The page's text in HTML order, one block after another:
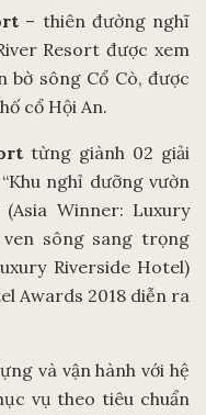
– thiên đường nghĩ
Resort được xem
bờ sông Cổ Cò, được
cổ Hội An.
từng giành 02 giải
nghỉ dưỡng vườn
Winner: Luxury
ven sông sang trọng
Riverside Hotel)
Awards 2018 diễn ra
và vận hành với hệ
vụ theo tiêu chuẩn